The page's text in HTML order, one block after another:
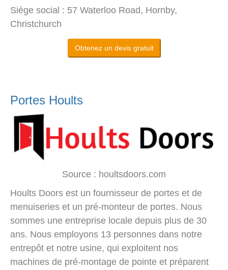
Siège social : 57 Waterloo Road, Hornby,
Christchurch
Obtenez un devis gratuit
Portes Hoults
Source : houltsdoors.com
Hoults Doors est un fournisseur de portes et de
menuiseries et un pré-monteur de portes. Nous
sommes une entreprise locale depuis plus de 30
ans. Nous employons 13 personnes dans notre
entrepôt et notre usine, qui exploitent nos
machines de pré-montage de pointe et préparent